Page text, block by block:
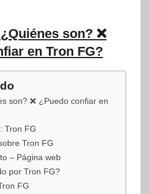
son? ❌
en Tron FG?
son? ❌ ¿Puedo confiar en
Tron FG
Tron FG
– Página web
por Tron FG?
FG